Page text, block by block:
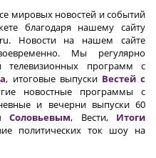
мировых новостей и событий
благодаря нашему сайту
Новости на нашем сайте
Мы регулярно
телевизионных программ с
, итоговые выпуски Вестей с
новостные программы с
и вечерни выпуски 60
, Вести, Итоги
политических ток шоу на